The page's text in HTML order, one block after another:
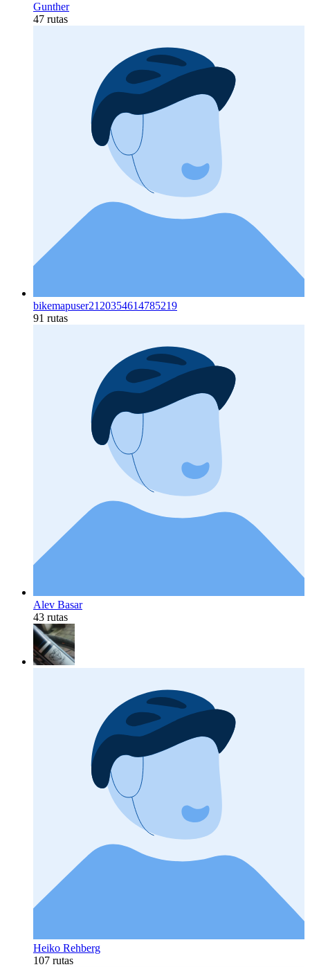
Gunther
47 rutas
bikemapuser2120354614785219
91 rutas
Alev Basar
43 rutas
Heiko Rehberg
107 rutas